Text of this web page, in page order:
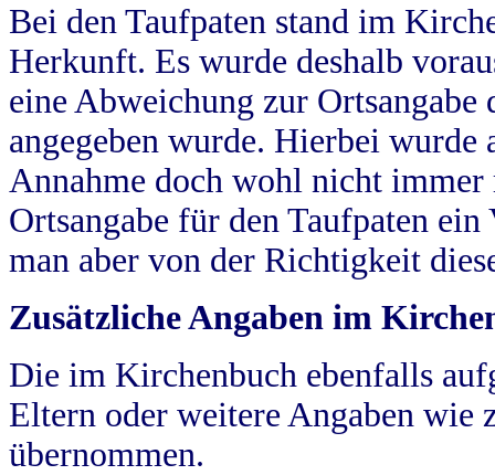
Bei den Taufpaten stand im
Herkunft. Es wurde deshalb
eine Abweichung zur
angegeben wurde. Hierbei wurde
Annahme doch wohl nicht
Ortsangabe für den Taufpaten
man aber von der Richtigkeit
Zusätzliche Angaben im
Die im Kirchenbuch ebenfalls
Eltern oder weitere Angaben wie
übernommen.